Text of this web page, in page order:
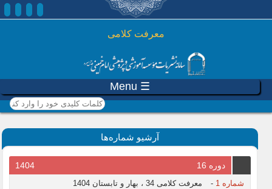
رفتن به محتوای اصلی
معرفت کلامی
☰ Menu
کلمات کلیدی خود را وارد
کنید
آرشیو شماره‌ها
دوره 16 1404
شماره 1 - معرفت کلامی 34 ، بهار و تابستان 1404